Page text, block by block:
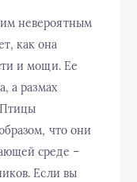
невероятным
как она
и мощи. Ее
а размах
Птицы
что они
среде –
Если вы